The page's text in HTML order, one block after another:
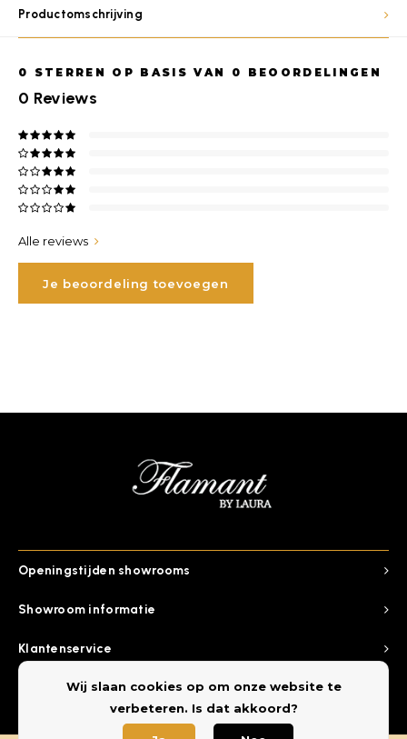
Productomschrijving
0 STERREN OP BASIS VAN 0 BEOORDELINGEN
0 Reviews
Alle reviews
Je beoordeling toevoegen
Showroom informatie
Openingstijden showrooms
Klantenservice
CategorieenWij slaan cookies op om onze website te
verbeteren. Is dat akkoord?